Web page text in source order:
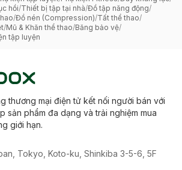
hồi/Thiết bị tập tại nhà/Đồ tập năng động/
/Đồ nén (Compression)/Tất thể thao/
/Mũ & Khăn thể thao/Băng bảo vệ/
tập luyện
thương mại điện tử kết nối người bán với
sản phẩm đa dạng và trải nghiệm mua
giới hạn.
Tokyo, Koto-ku, Shinkiba 3-5-6, 5F